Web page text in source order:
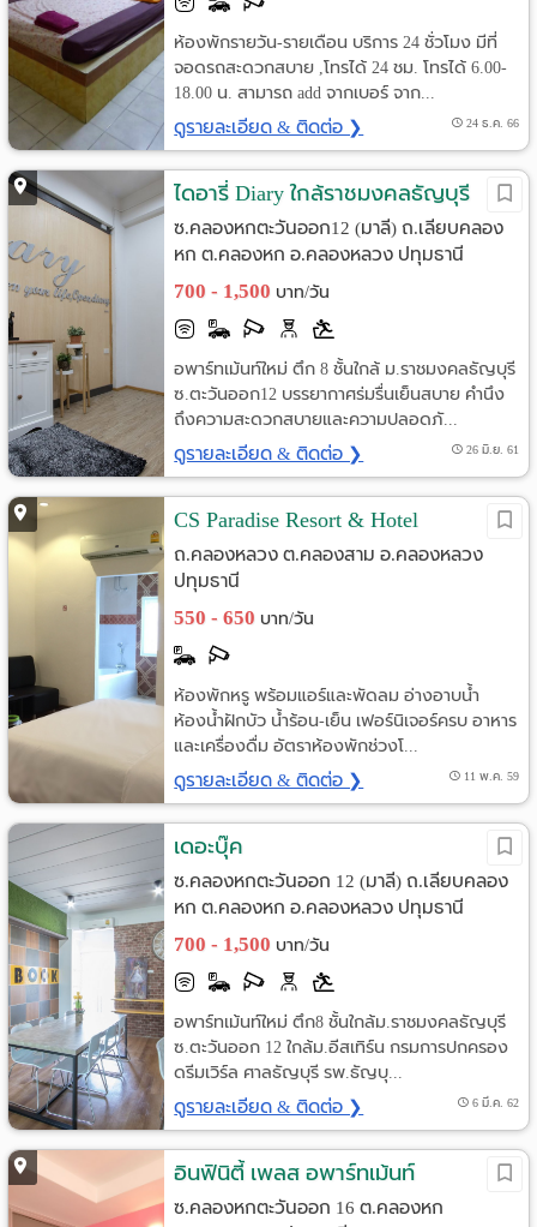
ห้องพักรายวัน-รายเดือน บริการ 24 ชั่วโมง มีที่
จอดรถสะดวกสบาย ,โทรได้ 24 ชม. โทรได้ 6.00-
18.00 น. สามารถ add จากเบอร์ จาก...
ดูรายละเอียด & ติดต่อ ❯ 24 ธ.ค. 66
ไดอารี่ Diary ใกล้ราชมงคลธัญบุรี
ซ.คลองหกตะวันออก12 (มาลี) ถ.เลียบคลอง
หก ต.คลองหก อ.คลองหลวง ปทุมธานี
700 - 1,500 บาท/วัน
อพาร์ทเม้นท์ใหม่ ตึก 8 ชั้นใกล้ ม.ราชมงคลธัญบุรี
ซ.ตะวันออก12 บรรยากาศร่มรื่นเย็นสบาย คำนึง
ถึงความสะดวกสบายและความปลอดภั...
ดูรายละเอียด & ติดต่อ ❯ 26 มิ.ย. 61
CS Paradise Resort & Hotel
ถ.คลองหลวง ต.คลองสาม อ.คลองหลวง
ปทุมธานี
550 - 650 บาท/วัน
ห้องพักหรู พร้อมแอร์และพัดลม อ่างอาบน้ำ
ห้องน้ำฝักบัว น้ำร้อน-เย็น เฟอร์นิเจอร์ครบ อาหาร
และเครื่องดื่ม อัตราห้องพักช่วงโ...
ดูรายละเอียด & ติดต่อ ❯ 11 พ.ค. 59
เดอะบุ๊ค
ซ.คลองหกตะวันออก 12 (มาลี) ถ.เลียบคลอง
หก ต.คลองหก อ.คลองหลวง ปทุมธานี
700 - 1,500 บาท/วัน
อพาร์ทเม้นท์ใหม่ ตึก8 ชั้นใกล้ม.ราชมงคลธัญบุรี
ซ.ตะวันออก 12 ใกล้ม.อีสเทิร์น กรมการปกครอง
ดรีมเวิร์ล ศาลธัญบุรี รพ.ธัญบุ...
ดูรายละเอียด & ติดต่อ ❯ 6 มี.ค. 62
อินฟินิตี้ เพลส อพาร์ทเม้นท์
ซ.คลองหกตะวันออก 16 ต.คลองหก